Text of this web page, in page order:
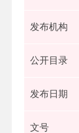
发布机构
公开目录
发布日期
文号